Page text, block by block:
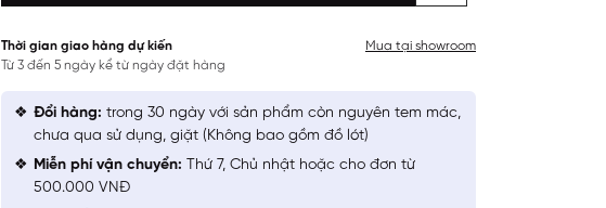
Thời gian giao hàng dự kiến
Từ 3 đến 5 ngày kể từ ngày đặt hàng
Mua tại showroom
Đổi hàng: trong 30 ngày với sản phẩm còn nguyên tem mác,
chưa qua sử dụng, giặt (Không bao gồm đồ lót)
Miễn phí vận chuyển: Thứ 7, Chủ nhật hoặc cho đơn từ
500.000 VNĐ